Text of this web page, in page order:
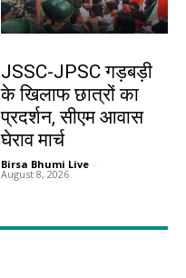
JSSC-JPSC गड़बड़ी
के खिलाफ छात्रों का
प्रदर्शन, सीएम आवास
घेराव मार्च
Birsa Bhumi Live -
August 8, 2026